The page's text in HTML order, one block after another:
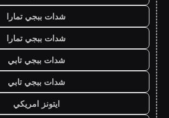
شدات ببجي تمارا
شدات ببجي تمارا
شدات ببجي تابي
شدات ببجي تابي
ايتونز امريكي